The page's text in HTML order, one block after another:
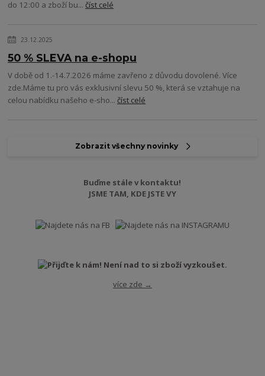
do 12:00 a zboží bu...číst celé
23.12.2025
50 % SLEVA na e-shopu
V době od 1.-14.7.2026 máme zavřeno z důvodu dovolené. Více
zde.Máme tu pro vás exklusivní slevu 50 %, která se vztahuje na
celou nabídku našeho e-sho...číst celé
Zobrazit všechny novinky
Buďme stále v kontaktu!
JSME TAM, KDE JSTE VY
více zde →